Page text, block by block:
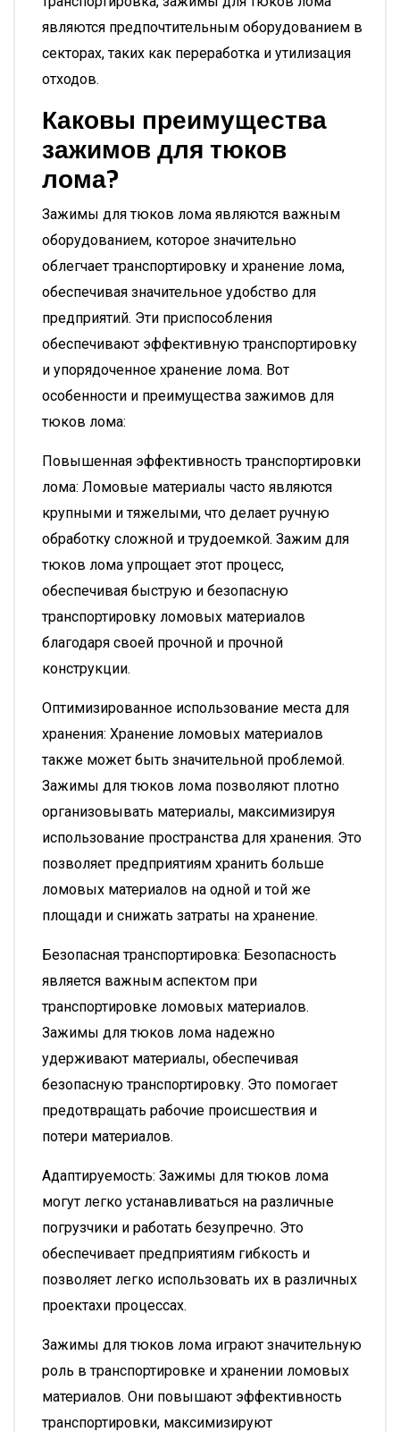
являются предпочтительным оборудованием в
секторах, таких как переработка и утилизация
отходов.
Каковы преимущества
зажимов для тюков
лома?
Зажимы для тюков лома являются важным
оборудованием, которое значительно
облегчает транспортировку и хранение лома,
обеспечивая значительное удобство для
предприятий. Эти приспособления
обеспечивают эффективную транспортировку
и упорядоченное хранение лома. Вот
особенности и преимущества зажимов для
тюков лома:
Повышенная эффективность транспортировки
лома: Ломовые материалы часто являются
крупными и тяжелыми, что делает ручную
обработку сложной и трудоемкой. Зажим для
тюков лома упрощает этот процесс,
обеспечивая быструю и безопасную
транспортировку ломовых материалов
благодаря своей прочной и прочной
конструкции.
Оптимизированное использование места для
хранения: Хранение ломовых материалов
также может быть значительной проблемой.
Зажимы для тюков лома позволяют плотно
организовывать материалы, максимизируя
использование пространства для хранения. Это
позволяет предприятиям хранить больше
ломовых материалов на одной и той же
площади и снижать затраты на хранение.
Безопасная транспортировка: Безопасность
является важным аспектом при
транспортировке ломовых материалов.
Зажимы для тюков лома надежно
удерживают материалы, обеспечивая
безопасную транспортировку. Это помогает
предотвращать рабочие происшествия и
потери материалов.
Адаптируемость: Зажимы для тюков лома
могут легко устанавливаться на различные
погрузчики и работать безупречно. Это
обеспечивает предприятиям гибкость и
позволяет легко использовать их в различных
проектахи процессах.
Зажимы для тюков лома играют значительную
роль в транспортировке и хранении ломовых
материалов. Они повышают эффективность
транспортировки, максимизируют